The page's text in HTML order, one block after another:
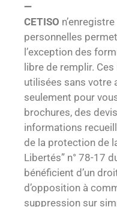
—
CETISO
personnelles
l’exception des
libre de remplir.
utilisées sans votre
seulement pour
brochures, des
informations
de la protection de
Libertés” n° 78-17
bénéficient d’un
d’opposition à
suppression sur